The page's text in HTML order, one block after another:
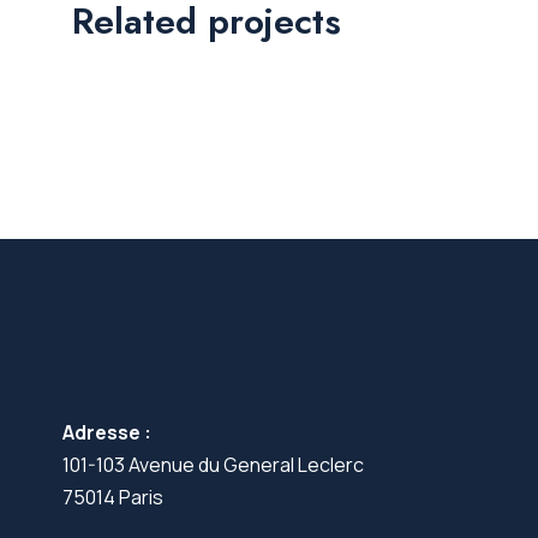
Related projects
Adresse :
101-103 Avenue du General Leclerc
75014 Paris